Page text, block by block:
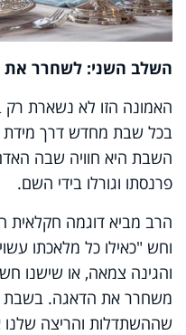
השלב השני: לשחרר את
האמונה הזו לא נשארת
בכל שבת מחדש דרך מידת
השבת היא חוויה שבה
פרנסתו וגורלו בידי השם.
הרב מביא דוגמה חקלאית
וחש "כאילו כל מלאכתו
והגינה צמאה, או שישנו
משחרר את הדאגה. בשבת
שההשתדלות והריצה שלנו